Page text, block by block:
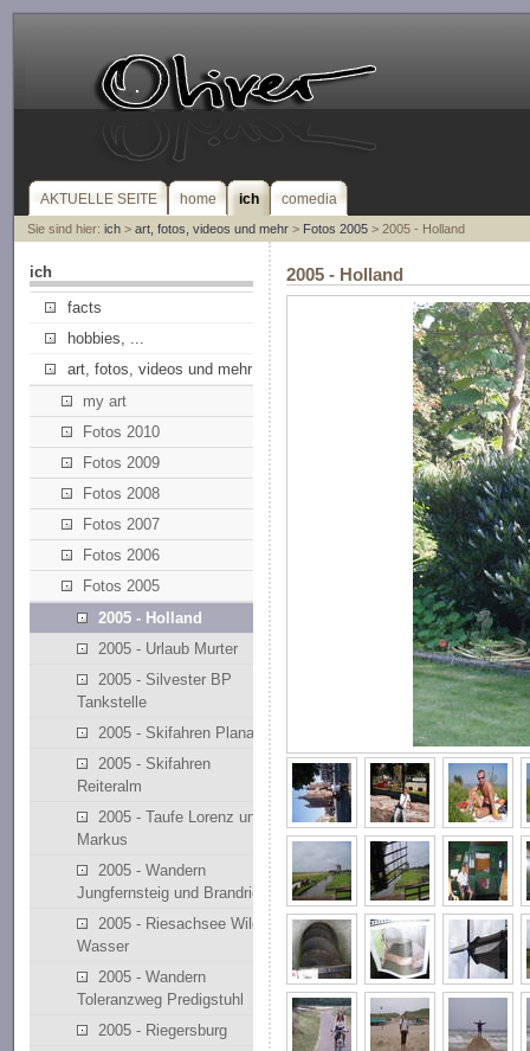
AKTUELLE SEITE home ich comedia
Sie sind hier: ich> art, fotos, videos und mehr> Fotos 2005> 2005 - Holland
ich
facts
hobbies, ...
art, fotos, videos und mehr
my art
Fotos 2010
Fotos 2009
Fotos 2008
Fotos 2007
Fotos 2006
Fotos 2005
2005 - Holland
2005 - Urlaub Murter
2005 - Silvester BP
Tankstelle
2005 - Skifahren Planai
2005 - Skifahren
Reiteralm
2005 - Taufe Lorenz und
Markus
2005 - Wandern
Jungfernsteig und Brandriedl
2005 - Riesachsee Wilde
Wasser
2005 - Wandern
Toleranzweg Predigstuhl
2005 - Riegersburg
2005 - Holland